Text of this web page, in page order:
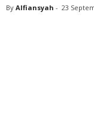
By Alfiansyah - 23